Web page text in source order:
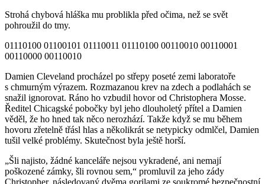
Strohá chybová hláška mu problikla před očima, než se svět
pohroužil do tmy.
01110100 01100101 01110011 01110100 00110010 00110001
00110000 00110010
Damien Cleveland procházel po střepy poseté zemi laboratoře
s chmurným výrazem. Rozmazanou krev na zdech a podlahách se
snažil ignorovat. Ráno ho vzbudil hovor od Christophera Mosse.
Ředitel Chicagské pobočky byl jeho dlouholetý přítel a Damien
věděl, že ho hned tak něco nerozhází. Takže když se mu během
hovoru zřetelně třásl hlas a několikrát se netypicky odmlčel, Damien
tušil velké problémy. Skutečnost byla ještě horší.
„Šli najisto, žádné kanceláře nejsou vykradené, ani nemají
poškozené zámky, šli rovnou sem,“ promluvil za jeho zády
Christopher, následovaný dvěma gorilami ze soukromé bezpečnostní